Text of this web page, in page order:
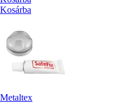
Kosárba
Metaltex